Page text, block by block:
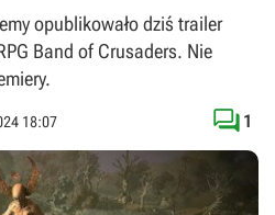
opublikowało dziś trailer
Band of Crusaders. Nie
18:07  1